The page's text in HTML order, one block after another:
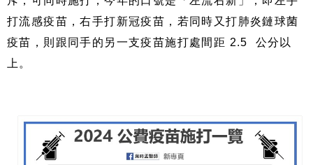
打流感疫苗，右手打新冠疫苗，若同時又打肺炎鏈球菌
疫苗，則跟同手的另一支疫苗施打處間距 2.5 公分以
上。